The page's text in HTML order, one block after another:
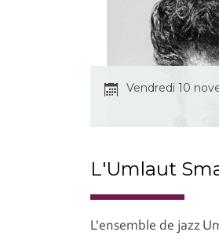
Vendredi 10
L'Umlaut
L'ensemble de jazz